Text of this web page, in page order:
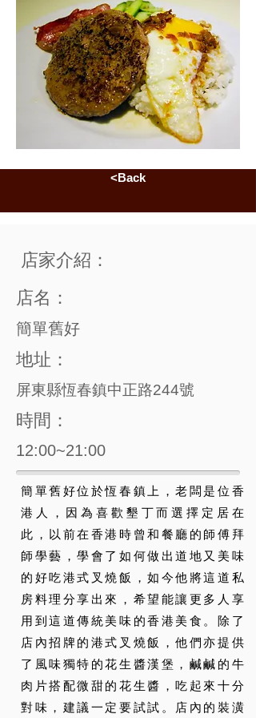
<Back
店家介紹：
店名：
簡單舊好
地址：
屏東縣恆春鎮中正路244號
時間：
12:00~21:00
簡單舊好位於恆春鎮上，老闆是位香
港人，因為喜歡墾丁而選擇定居在
此，以前在香港時曾和餐廳的師傅拜
師學藝，學會了如何做出道地又美味
的好吃港式叉燒飯，如今他將這道私
房料理分享出來，希望能讓更多人享
用到這道傳統美味的香港美食。除了
店內招牌的港式叉燒飯，他們亦提供
了風味獨特的花生醬漢堡，鹹鹹的牛
肉片搭配微甜的花生醬，吃起來十分
對味，建議一定要試試。店內的裝潢